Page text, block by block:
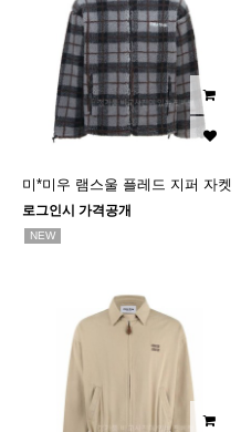
미*미우 램스울 플레드 지퍼 자켓
로그인시 가격공개
NEW